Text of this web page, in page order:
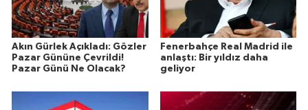
Akın Gürlek Açıkladı: Gözler
Pazar Gününe Çevrildi!
Pazar Günü Ne Olacak?
Fenerbahçe Real Madrid ile
anlaştı: Bir yıldız daha
geliyor